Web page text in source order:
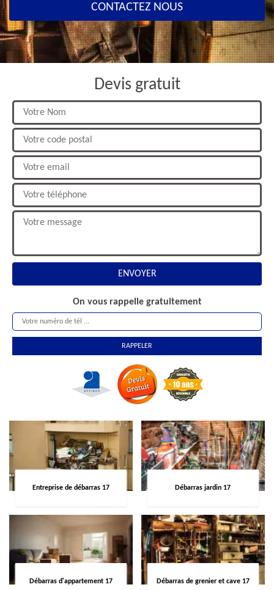
CONTACTEZ NOUS
Devis gratuit
On vous rappelle gratuitement
Entreprise de débarras 17 Débarras jardin 17
Débarras d'appartement 17 Débarras de grenier et cave 17